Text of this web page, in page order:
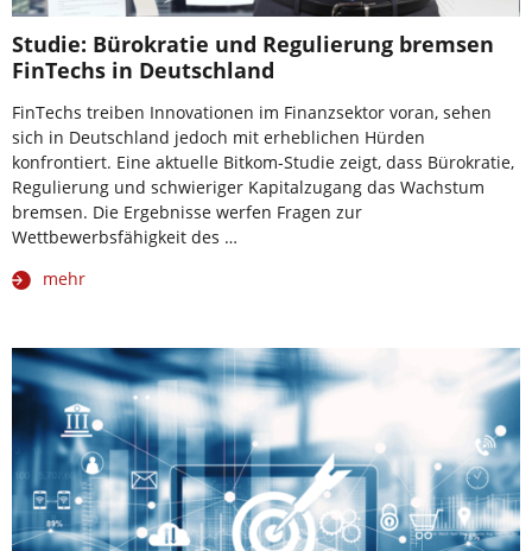
Studie: Bürokratie und Regulierung bremsen
FinTechs in Deutschland
FinTechs treiben Innovationen im Finanzsektor voran, sehen
sich in Deutschland jedoch mit erheblichen Hürden
konfrontiert. Eine aktuelle Bitkom-Studie zeigt, dass Bürokratie,
Regulierung und schwieriger Kapitalzugang das Wachstum
bremsen. Die Ergebnisse werfen Fragen zur
Wettbewerbsfähigkeit des …
mehr